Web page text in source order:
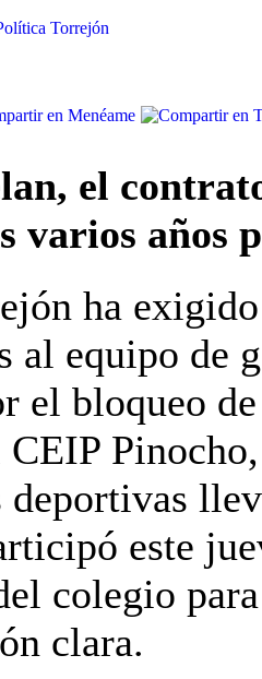
Torrejón
el
varios años
ha exigido
al equipo de
el bloqueo
deportivas
este
colegio
clara.